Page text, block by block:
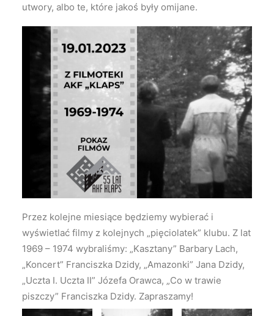
utwory, albo te, które jakoś były omijane.
Przez kolejne miesiące będziemy wybierać i
wyświetlać filmy z kolejnych „pięciolatek” klubu. Z lat
1969 – 1974 wybraliśmy: „Kasztany” Barbary Lach,
„Koncert” Franciszka Dzidy, „Amazonki” Jana Dzidy,
„Uczta I. Uczta II” Józefa Orawca, „Co w trawie
piszczy” Franciszka Dzidy. Zapraszamy!